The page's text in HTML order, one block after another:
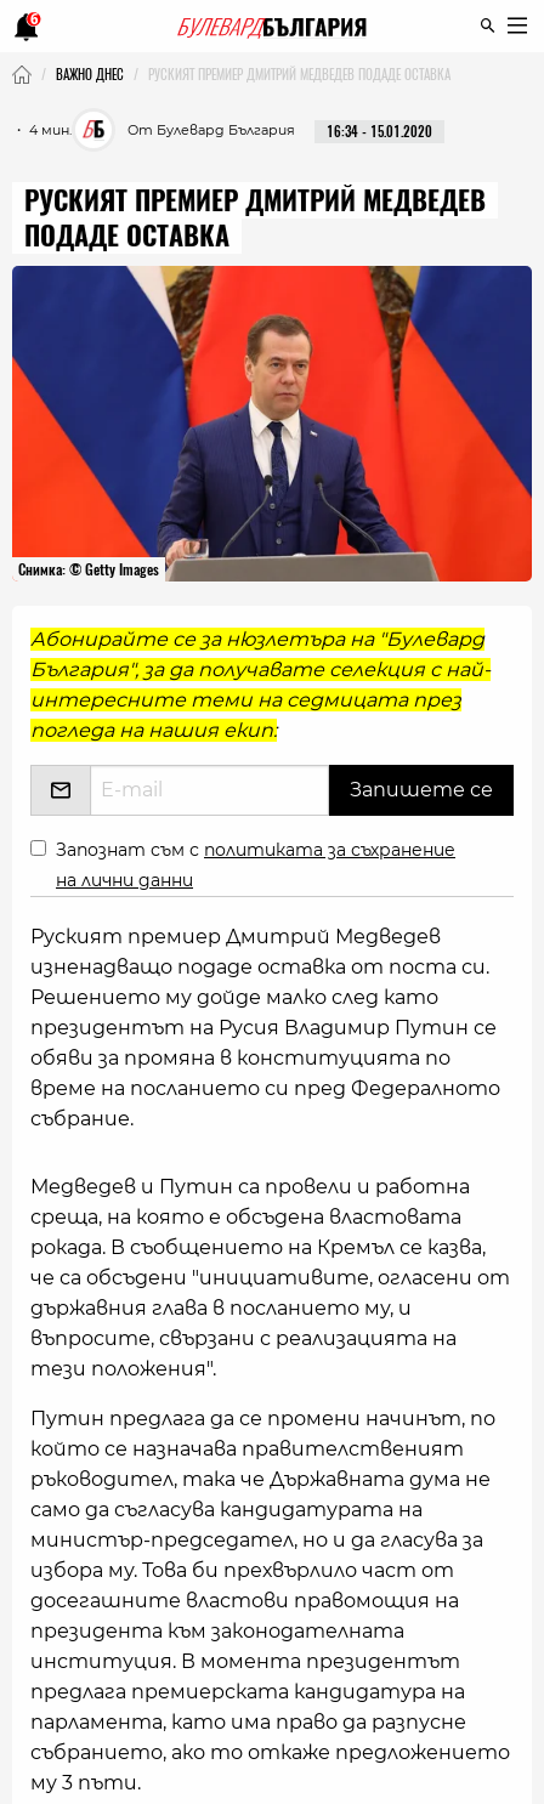
6
ВАЖНО ДНЕС РУСКИЯТ ПРЕМИЕР ДМИТРИЙ МЕДВЕДЕВ ПОДАДЕ ОСТАВКА
・ 4 мин. От Булевард България 16:34 - 15.01.2020
РУСКИЯТ ПРЕМИЕР ДМИТРИЙ МЕДВЕДЕВ
ПОДАДЕ ОСТАВКА
Снимка: © Getty Images
Абонирайте се за нюзлетъра на "Булевард
България", за да получавате селекция с най-
интересните теми на седмицата през
погледа на нашия екип:
Запознат съм с политиката за съхранение
на лични данни
Руският премиер Дмитрий Медведев
изненадващо подаде оставка от поста си.
Решението му дойде малко след като
президентът на Русия Владимир Путин се
обяви за промяна в конституцията по
време на посланието си пред Федералното
събрание.
Медведев и Путин са провели и работна
среща, на която е обсъдена властовата
рокада. В съобщението на Кремъл се казва,
че са обсъдени "инициативите, огласени от
държавния глава в посланието му, и
въпросите, свързани с реализацията на
тези положения".
Путин предлага да се промени начинът, по
който се назначава правителственият
ръководител, така че Държавната дума не
само да съгласува кандидатурата на
министър-председател, но и да гласува за
избора му. Това би прехвърлило част от
досегашните властови правомощия на
президента към законодателната
институция. В момента президентът
предлага премиерската кандидатура на
парламента, като има право да разпусне
събранието, ако то откаже предложението
му 3 пъти.